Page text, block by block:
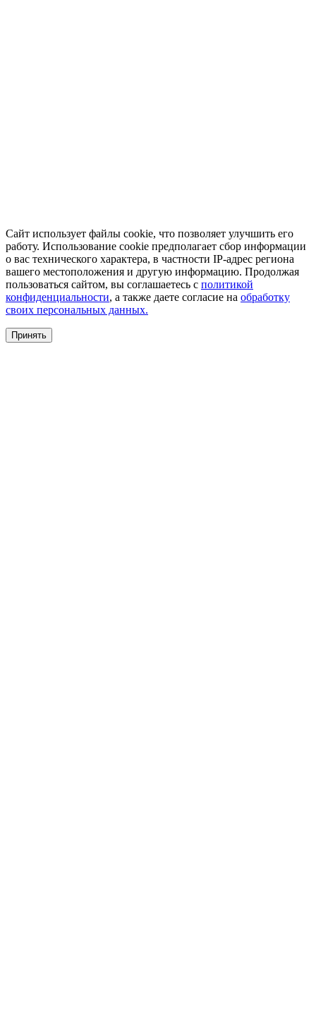
Сайт использует файлы cookie, что позволяет улучшить его
работу. Использование cookie предполагает сбор информации
о вас технического характера, в частности IP-адрес региона
вашего местоположения и другую информацию. Продолжая
пользоваться сайтом, вы соглашаетесь с политикой
конфиденциальности, а также даете согласие на обработку
своих персональных данных.
Принять